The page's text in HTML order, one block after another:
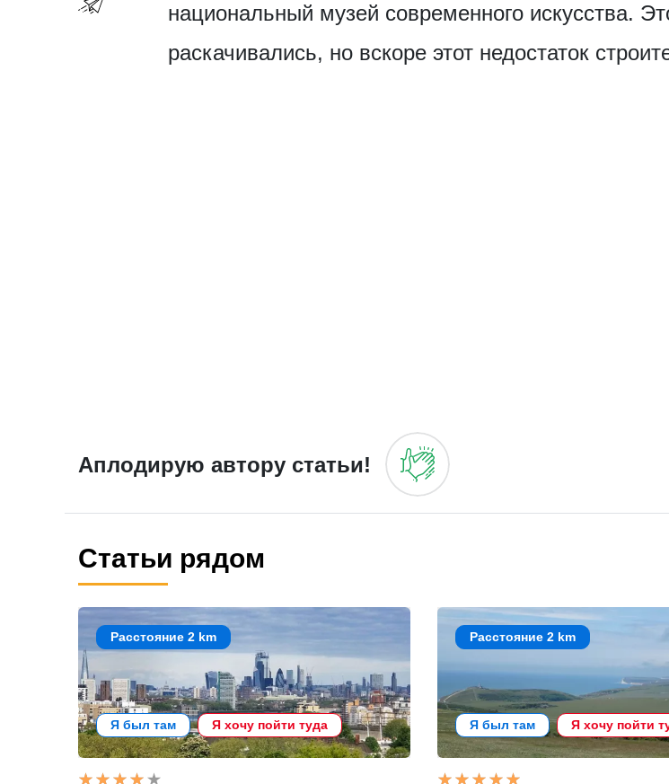
национальный музей современного искусства.
раскачивались, но вскоре этот недостаток
Аплодирую автору статьи!
Статьи рядом
Расстояние 2 km
Я был там Я хочу пойти туда
Расстояние 2 km
Я был там Я хочу пойти